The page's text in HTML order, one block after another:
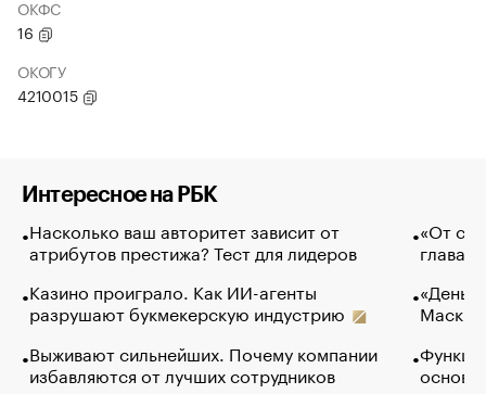
ОКФС
16
ОКОГУ
4210015
Интересное на РБК
Насколько ваш авторитет зависит от
атрибутов престижа? Тест для лидеров
Казино проиграло. Как ИИ-агенты
разрушают букмекерскую индустрию
Выживают сильнейших. Почему компании
избавляются от лучших сотрудников
«От
глава
Маск в
основ